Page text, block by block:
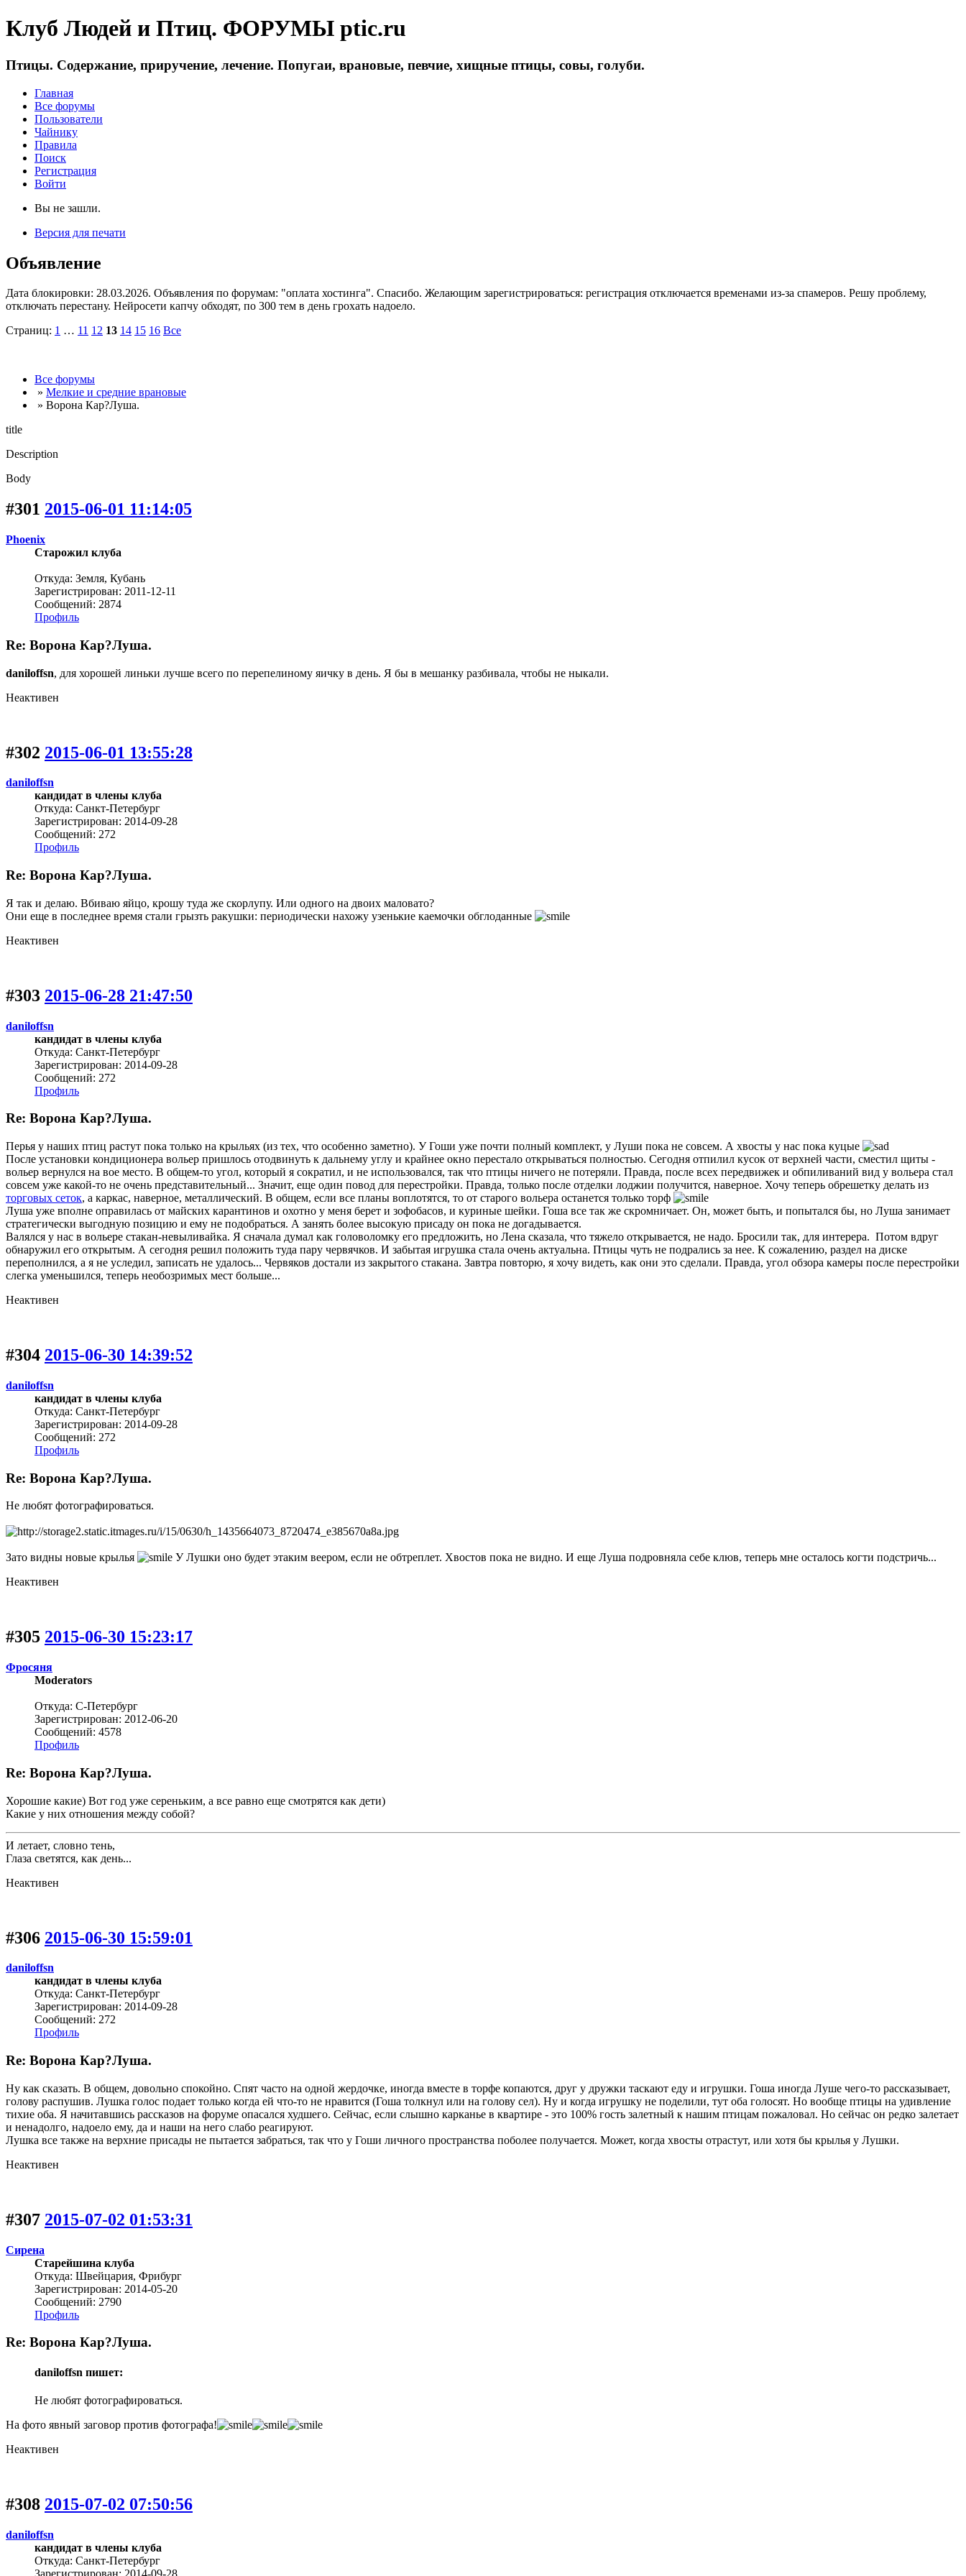
Клуб Людей и Птиц. ФОРУМЫ ptic.ru
Птицы. Содержание, приручение, лечение. Попугаи, врановые, певчие, хищные птицы, совы, голуби.
Главная
Все форумы
Пользователи
Чайнику
Правила
Поиск
Регистрация
Войти
Вы не зашли.
Версия для печати
Объявление
Дата блокировки: 28.03.2026. Объявления по форумам: "оплата хостинга". Спасибо. Желающим зарегистрироваться: регистрация отключается временами из-за спамеров. Решу проблему,
отключать перестану. Нейросети капчу обходят, по 300 тем в день грохать надоело.
Страниц: 1 … 11 12 13 14 15 16 Все
Все форумы
» Мелкие и средние врановые
» Ворона Кар?Луша.
title
Description
Body
#301 2015-06-01 11:14:05
Phoenix
Старожил клуба
Откуда: Земля, Кубань
Зарегистрирован: 2011-12-11
Сообщений: 2874
Профиль
Re: Ворона Кар?Луша.
daniloffsn, для хорошей линьки лучше всего по перепелиному яичку в день. Я бы в мешанку разбивала, чтобы не ныкали.
Неактивен
#302 2015-06-01 13:55:28
daniloffsn
кандидат в члены клуба
Откуда: Санкт-Петербург
Зарегистрирован: 2014-09-28
Сообщений: 272
Профиль
Re: Ворона Кар?Луша.
Я так и делаю. Вбиваю яйцо, крошу туда же скорлупу. Или одного на двоих маловато?
Они еще в последнее время стали грызть ракушки: периодически нахожу узенькие каемочки обглоданные
Неактивен
#303 2015-06-28 21:47:50
daniloffsn
кандидат в члены клуба
Откуда: Санкт-Петербург
Зарегистрирован: 2014-09-28
Сообщений: 272
Профиль
Re: Ворона Кар?Луша.
Перья у наших птиц растут пока только на крыльях (из тех, что особенно заметно). У Гоши уже почти полный комплект, у Луши пока не совсем. А хвосты у нас пока куцые
После установки кондиционера вольер пришлось отодвинуть к дальнему углу и крайнее окно перестало открываться полностью. Сегодня отпилил кусок от верхней части, сместил щиты -
вольер вернулся на вое место. В общем-то угол, который я сократил, и не использовался, так что птицы ничего не потеряли. Правда, после всех передвижек и обпиливаний вид у вольера стал
совсем уже какой-то не очень представительный... Значит, еще один повод для перестройки. Правда, только после отделки лоджии получится, наверное. Хочу теперь обрешетку делать из
торговых сеток, а каркас, наверное, металлический. В общем, если все планы воплотятся, то от старого вольера останется только торф
Луша уже вполне оправилась от майских карантинов и охотно у меня берет и зофобасов, и куриные шейки. Гоша все так же скромничает. Он, может быть, и попытался бы, но Луша занимает
стратегически выгодную позицию и ему не подобраться. А занять более высокую присаду он пока не догадывается.
Валялся у нас в вольере стакан-невыливайка. Я сначала думал как головоломку его предложить, но Лена сказала, что тяжело открывается, не надо. Бросили так, для интерера. Потом вдруг
обнаружил его открытым. А сегодня решил положить туда пару червячков. И забытая игрушка стала очень актуальна. Птицы чуть не подрались за нее. К сожалению, раздел на диске
переполнился, а я не уследил, записать не удалось... Червяков достали из закрытого стакана. Завтра повторю, я хочу видеть, как они это сделали. Правда, угол обзора камеры после перестройки
слегка уменьшился, теперь необозримых мест больше...
Неактивен
#304 2015-06-30 14:39:52
daniloffsn
кандидат в члены клуба
Откуда: Санкт-Петербург
Зарегистрирован: 2014-09-28
Сообщений: 272
Профиль
Re: Ворона Кар?Луша.
Не любят фотографироваться.
Зато видны новые крылья
У Лушки оно будет этаким веером, если не обтреплет. Хвостов пока не видно. И еще Луша подровняла себе клюв, теперь мне осталось когти подстричь...
Неактивен
#305 2015-06-30 15:23:17
Фросяня
Moderators
Откуда: С-Петербург
Зарегистрирован: 2012-06-20
Сообщений: 4578
Профиль
Re: Ворона Кар?Луша.
Хорошие какие) Вот год уже сереньким, а все равно еще смотрятся как дети)
Какие у них отношения между собой?
И летает, словно тень,
Глаза светятся, как день...
Неактивен
#306 2015-06-30 15:59:01
daniloffsn
кандидат в члены клуба
Откуда: Санкт-Петербург
Зарегистрирован: 2014-09-28
Сообщений: 272
Профиль
Re: Ворона Кар?Луша.
Ну как сказать. В общем, довольно спокойно. Спят часто на одной жердочке, иногда вместе в торфе копаются, друг у дружки таскают еду и игрушки. Гоша иногда Луше чего-то рассказывает,
голову распушив. Лушка голос подает только когда ей что-то не нравится (Гоша толкнул или на голову сел). Ну и когда игрушку не поделили, тут оба голосят. Но вообще птицы на удивление
тихие оба. Я начитавшись рассказов на форуме опасался худшего. Сейчас, если слышно карканье в квартире - это 100% гость залетный к нашим птицам пожаловал. Но сейчас он редко залетает
и ненадолго, надоело ему, да и наши на него слабо реагируют.
Лушка все также на верхние присады не пытается забраться, так что у Гоши личного пространства поболее получается. Может, когда хвосты отрастут, или хотя бы крылья у Лушки.
Неактивен
#307 2015-07-02 01:53:31
Сирена
Старейшина клуба
Откуда: Швейцария, Фрибург
Зарегистрирован: 2014-05-20
Сообщений: 2790
Профиль
Re: Ворона Кар?Луша.
daniloffsn пишет:
Не любят фотографироваться.
На фото явный заговор против фотографа!
Неактивен
#308 2015-07-02 07:50:56
daniloffsn
кандидат в члены клуба
Откуда: Санкт-Петербург
Зарегистрирован: 2014-09-28